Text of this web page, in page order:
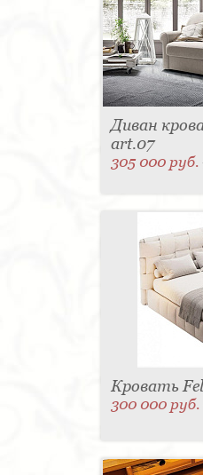
Диван
art.07
305 000 руб.
Кровать
300 000 руб.